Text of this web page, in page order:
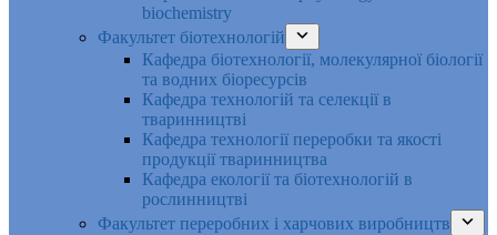
biochemistry
Факультет біотехнологій
Кафедра біотехнології, молекулярної біології
та водних біоресурсів
Кафедра технологій та селекції в
тваринництві
Кафедра технології переробки та якості
продукції тваринництва
Кафедра екології та біотехнологій в
рослинництві
Факультет переробних і харчових виробництв